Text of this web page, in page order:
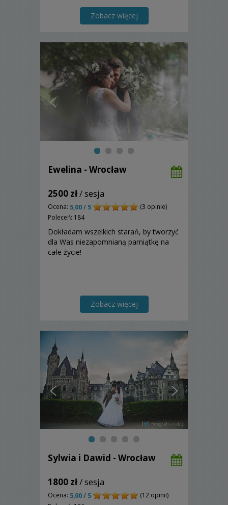
Zobacz więcej
Ewelina - Wrocław
2500 zł/ sesja
Ocena: 5,00 / 5
(3 opinie)
Poleceń: 184
Dokładam wszelkich starań, by tworzyć
dla Was niezapomnianą pamiątkę na
całe życie!
Zobacz więcej
Sylwia i Dawid - Wrocław
1800 zł/ sesja
Ocena: 5,00 / 5
(12 opinii)